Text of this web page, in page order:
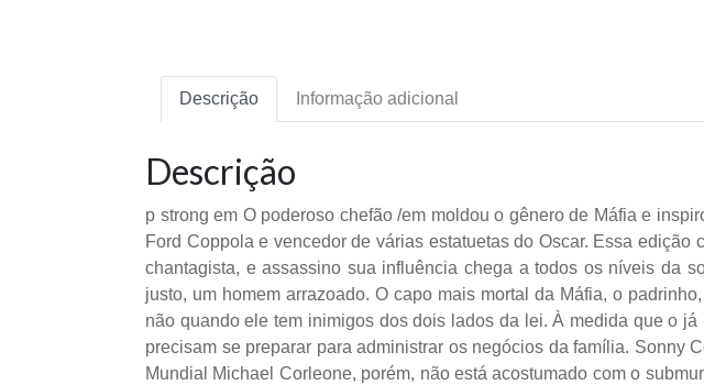
Descrição Informação adicional
Descrição
p strong em O poderoso chefão /em moldou o gênero de Máfia e
Ford Coppola e vencedor de várias estatuetas do Oscar. Essa
chantagista, e assassino sua influência chega a todos os níveis da
justo, um homem arrazoado. O capo mais mortal da Máfia, o
não quando ele tem inimigos dos dois lados da lei. À medida que o
precisam se preparar para administrar os negócios da família. Sonny
Mundial Michael Corleone, porém, não está acostumado com o